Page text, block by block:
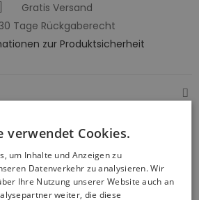
Gratis Versand
Tage Rückgaberecht
zur Produktsicherheit
mm
verwendet Cookies.
um Inhalte und Anzeigen zu
Datenverkehr zu analysieren. Wir
Ihre Nutzung unserer Website auch an
weiter, die diese